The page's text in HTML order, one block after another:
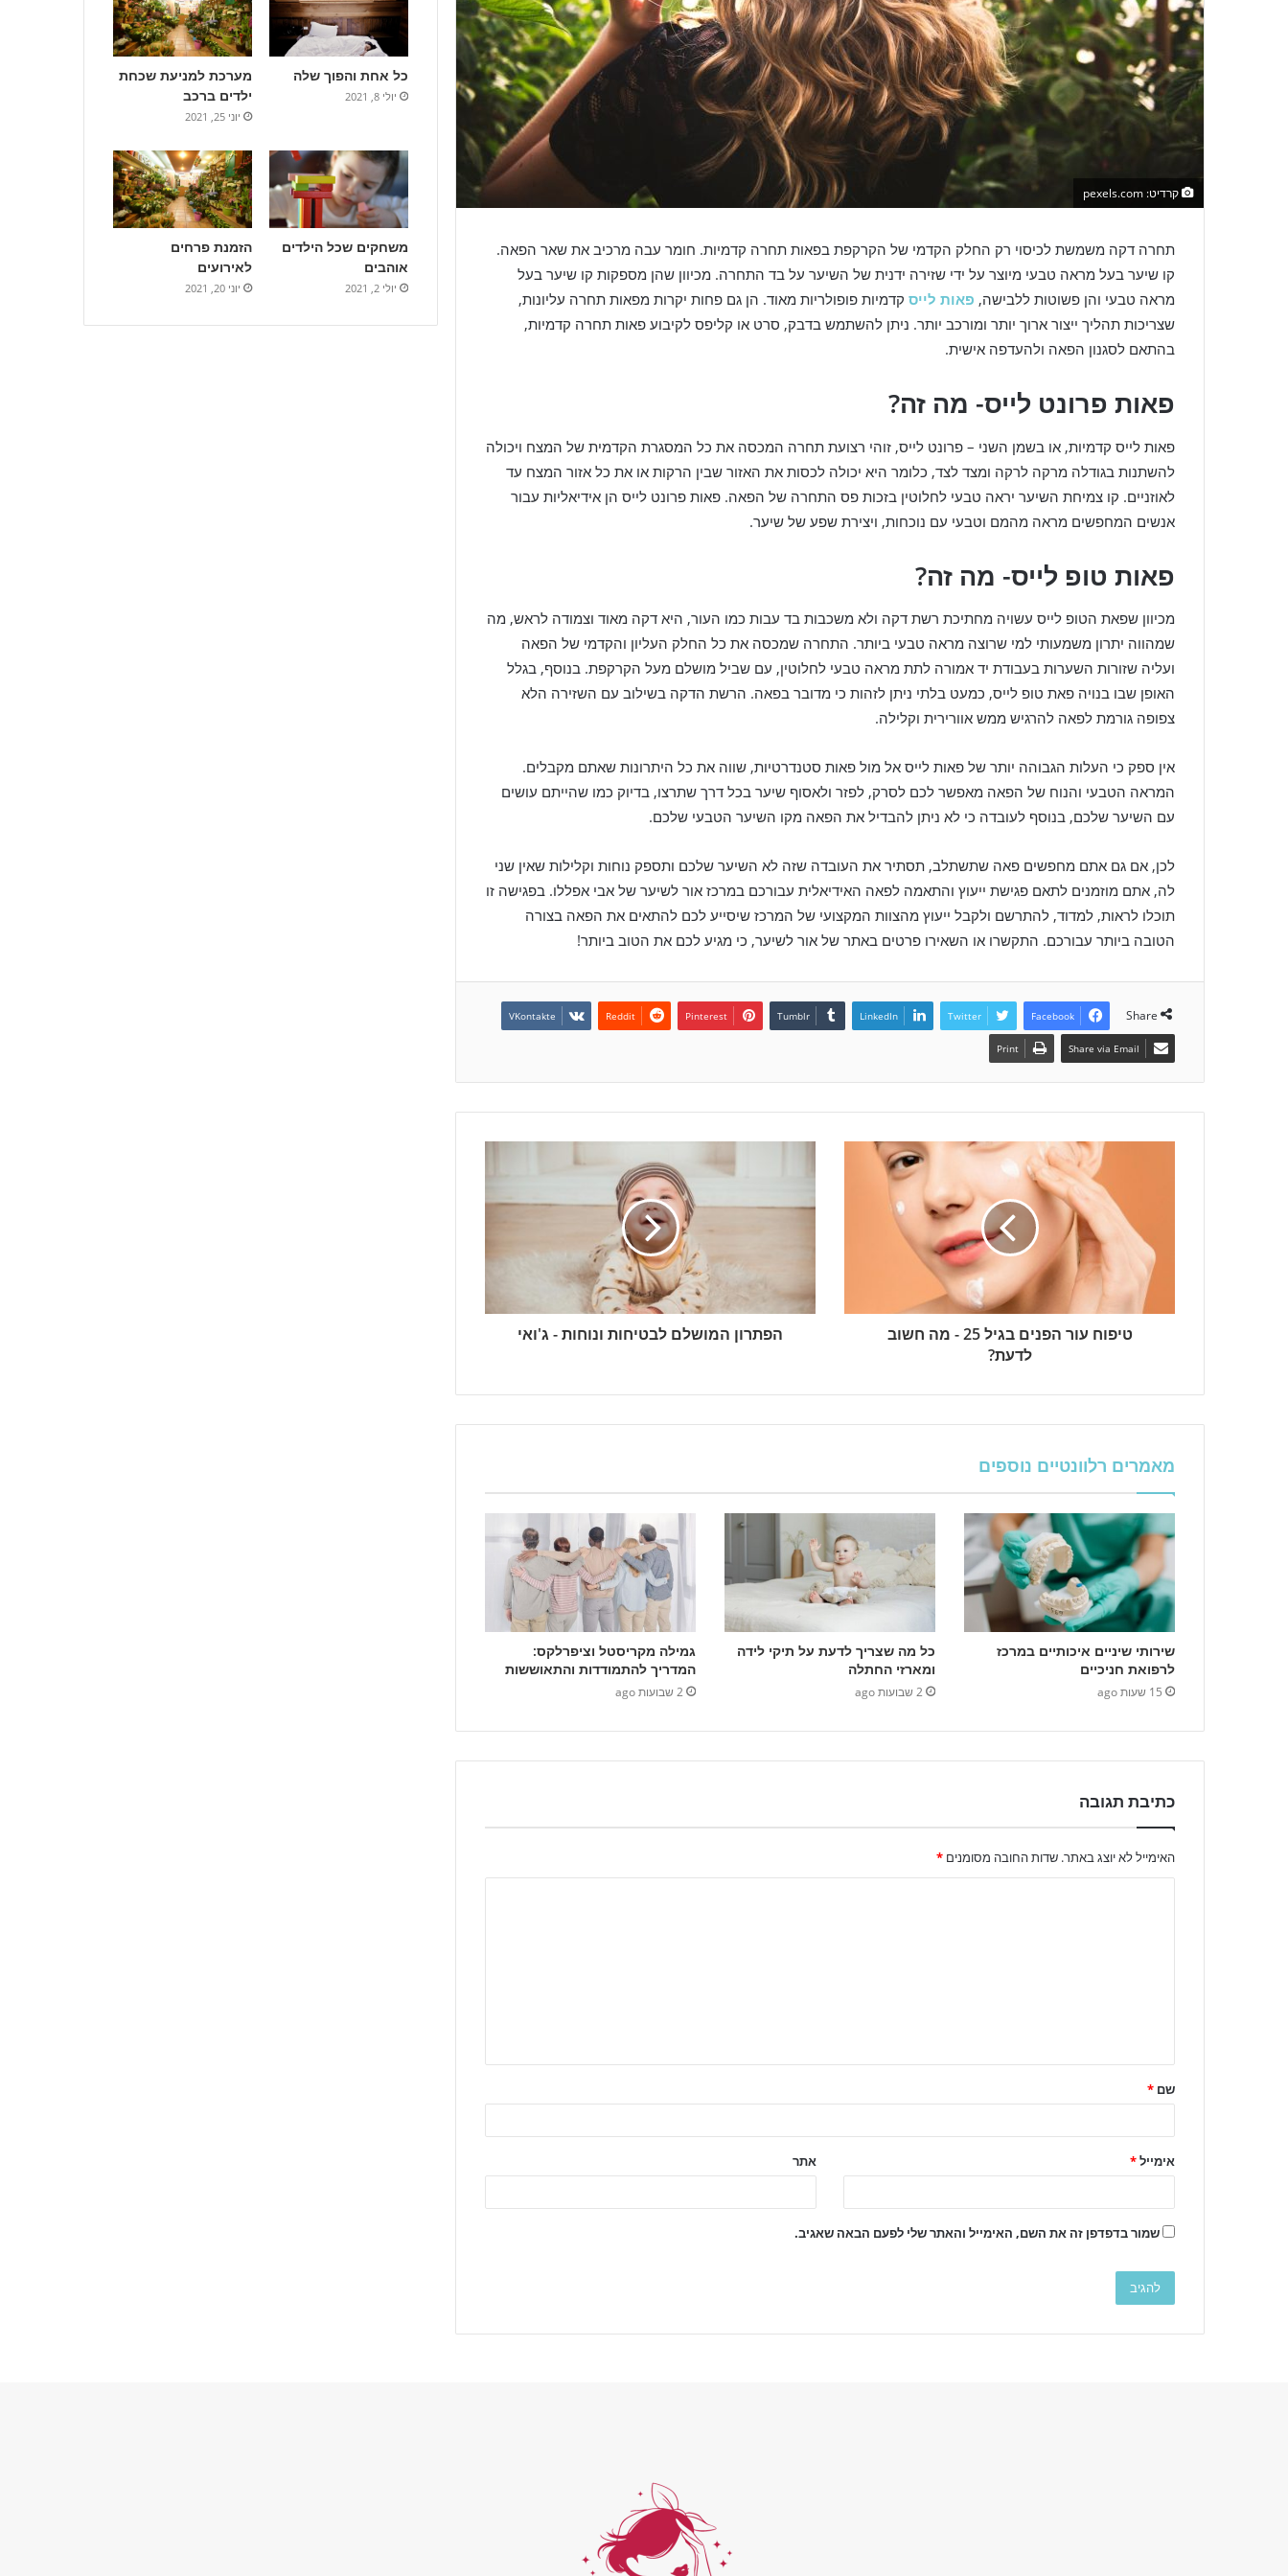
קרדיט: pexels.com
תחרה דקה משמשת לכיסוי רק החלק הקדמי של הקרקפת בפאות תחרה קדמיות. חומר עבה מרכיב את שאר הפאה.
קו שיער בעל מראה טבעי מיוצר על ידי שזירה ידנית של השיער על בד התחרה. מכיוון שהן מספקות קו שיער בעל
מראה טבעי והן פשוטות ללבישה, פאות לייס קדמיות פופולריות מאוד. הן גם פחות יקרות מפאות תחרה עליונות,
שצריכות תהליך ייצור ארוך יותר ומורכב יותר. ניתן להשתמש בדבק, סרט או קליפס לקיבוע פאות תחרה קדמיות,
בהתאם לסגנון הפאה ולהעדפה אישית.
פאות פרונט לייס- מה זה?
פאות לייס קדמיות, או בשמן השני – פרונט לייס, זוהי רצועת תחרה המכסה את כל המסגרת הקדמית של המצח ויכולה
להשתנות בגודלה מרקה לרקה ומצד לצד, כלומר היא יכולה לכסות את האזור שבין הרקות או את כל אזור המצח עד
לאוזניים. קו צמיחת השיער יראה טבעי לחלוטין בזכות פס התחרה של הפאה. פאות פרונט לייס הן אידיאליות עבור
אנשים המחפשים מראה מהמם וטבעי עם נוכחות, ויצירת שפע של שיער.
פאות טופ לייס- מה זה?
מכיוון שפאת הטופ לייס עשויה מחתיכת רשת דקה ולא משכבות בד עבות כמו העור, היא דקה מאוד וצמודה לראש, מה
שמהווה יתרון משמעותי למי שרוצה מראה טבעי ביותר. התחרה שמכסה את כל החלק העליון והקדמי של הפאה
ועליה שזורות השערות בעבודת יד אמורה לתת מראה טבעי לחלוטין, עם שביל מושלם מעל הקרקפת. בנוסף, בגלל
האופן שבו בנויה פאת טופ לייס, כמעט בלתי ניתן לזהות כי מדובר בפאה. הרשת הדקה בשילוב עם השזירה הלא
צפופה גורמת לפאה להרגיש ממש אוורירית וקלילה.
אין ספק כי העלות הגבוהה יותר של פאות לייס אל מול פאות סטנדרטיות, שווה את כל היתרונות שאתם מקבלים.
המראה הטבעי והנוח של הפאה מאפשר לכם לסרק, לפזר ולאסוף שיער בכל דרך שתרצו, בדיוק כמו שהייתם עושים
עם השיער שלכם, בנוסף לעובדה כי לא ניתן להבדיל את הפאה מקו השיער הטבעי שלכם.
לכן, אם גם אתם מחפשים פאה שתשתלב, תסתיר את העובדה שזה לא השיער שלכם ותספק נוחות וקלילות שאין שני
לה, אתם מוזמנים לתאם פגישת ייעוץ והתאמה לפאה האידיאלית עבורכם במרכז אור לשיער של אבי אפללו. בפגישה זו
תוכלו לראות, למדוד, להתרשם ולקבל ייעוץ מהצוות המקצועי של המרכז שיסייע לכם להתאים את הפאה בצורה
הטובה ביותר עבורכם. התקשרו או השאירו פרטים באתר של אור לשיער, כי מגיע לכם את הטוב ביותר!
Share
Facebook
Twitter
LinkedIn
Tumblr
Pinterest
Reddit
VKontakte
Share via Email
Print
טיפוח עור הפנים בגיל 25 - מה חשוב
לדעת?
הפתרון המושלם לבטיחות ונוחות - ג'ואי
מאמרים רלוונטיים נוספים
שירותי שיניים איכותיים במרכז
לרפואת חניכיים
15 שעות ago
כל מה שצריך לדעת על תיקי לידה
ומארזי החתלה
2 שבועות ago
גמילה מקריסטל וציפרלקס:
המדריך להתמודדות והתאוששות
2 שבועות ago
כתיבת תגובה
האימייל לא יוצג באתר. שדות החובה מסומנים *
שם *
אימייל* אתר
שמור בדפדפן זה את השם, האימייל והאתר שלי לפעם הבאה שאגיב.
כל אחת והפוך שלה
יולי 8, 2021
מערכת למניעת שכחת
ילדים ברכב
יוני 25, 2021
משחקים שכל הילדים
אוהבים
יולי 2, 2021
הזמנת פרחים
לאירועים
יוני 20, 2021